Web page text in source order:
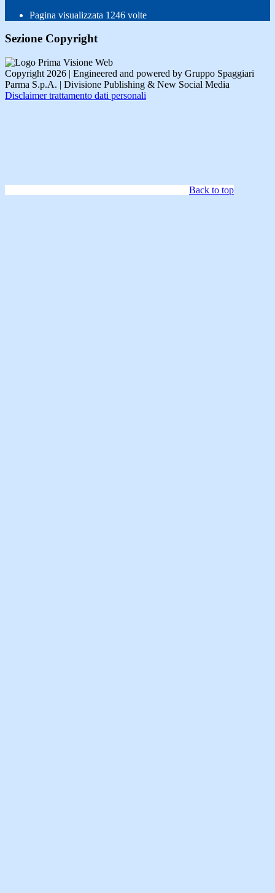
Pagina visualizzata 1246 volte
Sezione Copyright
Copyright 2026 | Engineered and powered by Gruppo Spaggiari
Parma S.p.A. | Divisione Publishing & New Social Media
Disclaimer trattamento dati personali
Back to top